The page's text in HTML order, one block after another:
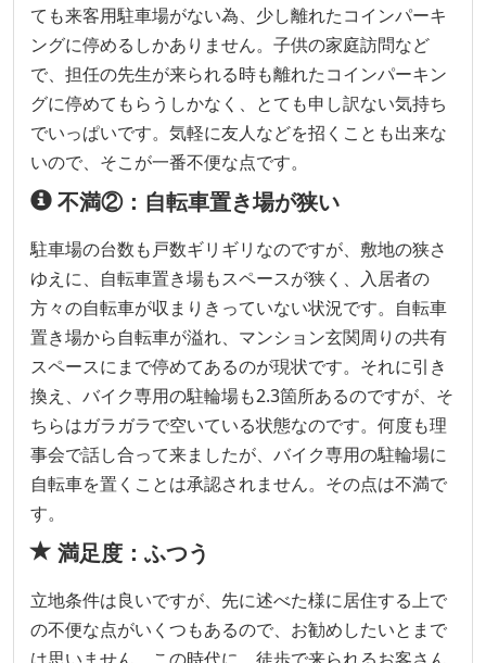
ても来客用駐車場がない為、少し離れたコインパーキ
ングに停めるしかありません。子供の家庭訪問など
で、担任の先生が来られる時も離れたコインパーキン
グに停めてもらうしかなく、とても申し訳ない気持ち
でいっぱいです。気軽に友人などを招くことも出来な
いので、そこが一番不便な点です。
不満②：自転車置き場が狭い
駐車場の台数も戸数ギリギリなのですが、敷地の狭さ
ゆえに、自転車置き場もスペースが狭く、入居者の
方々の自転車が収まりきっていない状況です。自転車
置き場から自転車が溢れ、マンション玄関周りの共有
スペースにまで停めてあるのが現状です。それに引き
換え、バイク専用の駐輪場も2.3箇所あるのですが、そ
ちらはガラガラで空いている状態なのです。何度も理
事会で話し合って来ましたが、バイク専用の駐輪場に
自転車を置くことは承認されません。その点は不満で
す。
満足度：ふつう
立地条件は良いですが、先に述べた様に居住する上で
の不便な点がいくつもあるので、お勧めしたいとまで